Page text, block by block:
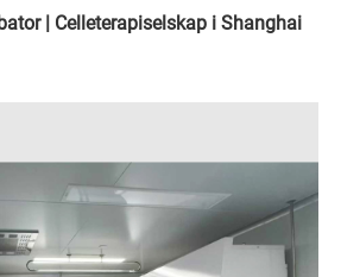
| Celleterapiselskap i Shanghai